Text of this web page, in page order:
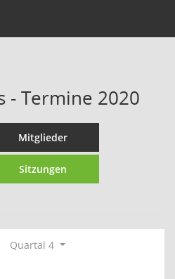
- Termine 2020
Mitglieder
Sitzungen
Quartal 4